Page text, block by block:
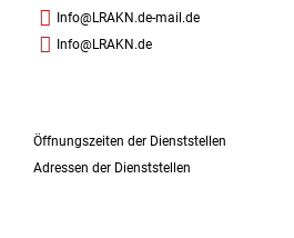
Info@LRAKN.de-mail.de
Info@LRAKN.de
Öffnungszeiten der Dienststellen
Adressen der Dienststellen